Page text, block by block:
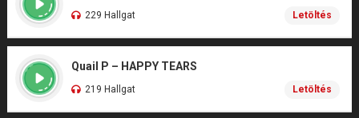
229 Hallgat Letöltés
Quail P – HAPPY TEARS
219 Hallgat Letöltés